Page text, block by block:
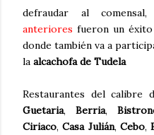
defraudar al
anteriores fueron un
donde también va a
la alcachofa de Tudela
Restaurantes del calibre
Guetaria, Berria,
Ciriaco,Casa Julián, Cebo,